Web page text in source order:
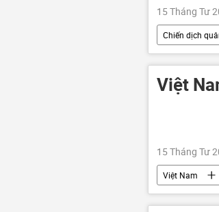
15 Tháng Tư
Chiến dịch
Vladimir
Việt
15 Tháng Tư
Việt Nam